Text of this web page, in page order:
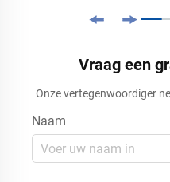
Vraag een
Onze vertegenwoordiger
Naam